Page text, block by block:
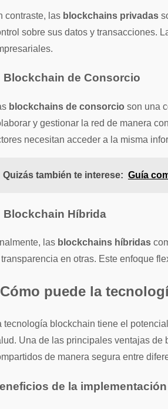
contraste, las blockchains privadas
sobre sus datos y transacciones.
Blockchain de Consorcio
blockchains de consorcio son una
y gestionar la red de manera
necesitan acceder a la misma
Quizás también te interese: Guía
Blockchain Híbrida
las blockchains híbridas
en otras. Este enfoque
puede la
tecnología blockchain tiene el
Una de las principales ventajas de
de manera segura entre
de la